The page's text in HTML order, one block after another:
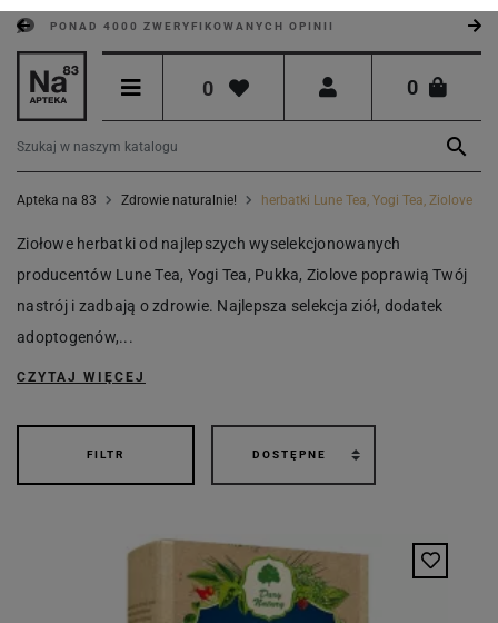
PONAD 4000 ZWERYFIKOWANYCH OPINII
0 0

Apteka na 83 Zdrowie naturalnie! herbatki Lune Tea, Yogi Tea, Ziolove
Ziołowe herbatki od najlepszych wyselekcjonowanych
producentów Lune Tea, Yogi Tea, Pukka, Ziolove poprawią Twój
nastrój i zadbają o zdrowie. Najlepsza selekcja ziół, dodatek
adoptogenów,...
CZYTAJ WIĘCEJ
FILTR